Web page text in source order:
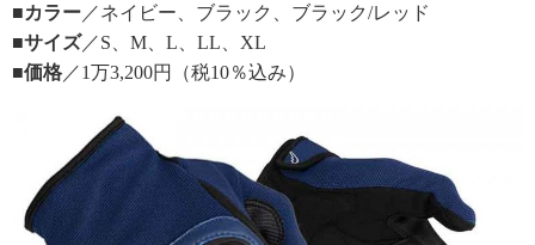
■カラー ／ネイビー、ブラック、ブラック/レッド
■サイズ／S、M、L、LL、XL
■価格 ／1万3,200円（税10％込み）